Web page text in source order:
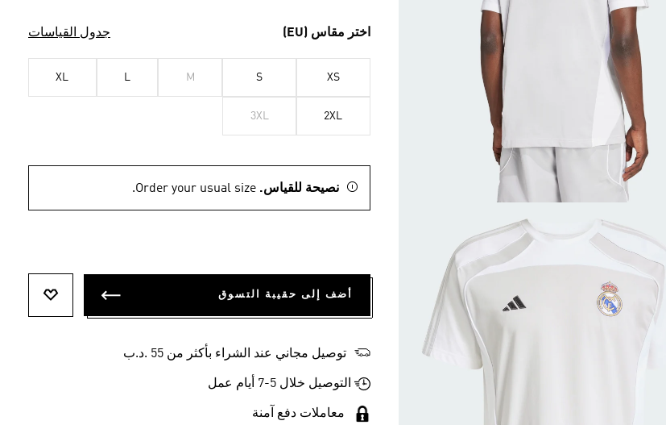
اختر مقاس (EU) جدول القياسات
XS
S
M
L
XL
2XL
3XL
نصيحة للقياس.Order your usual size.
أضف إلى حقيبة التسوق
توصيل مجاني عند الشراء بأكثر من 55 .د.ب‎
التوصيل خلال 5-7 أيام عمل
معاملات دفع آمنة